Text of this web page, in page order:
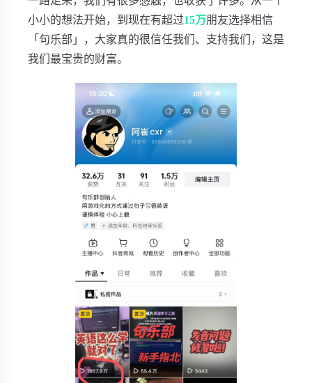
小小的想法开始，到现在有超过15万朋友选择相信
「句乐部」，大家真的很信任我们、支持我们，这是
我们最宝贵的财富。